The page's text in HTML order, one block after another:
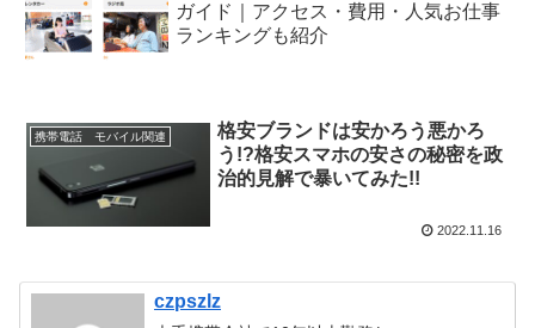
ガイド｜アクセス・費用・人気お仕事
ランキングも紹介
携帯電話 モバイル関連
格安ブランドは安かろう悪かろ
う!?格安スマホの安さの秘密を政
治的見解で暴いてみた!!
2022.11.16
czpszlz